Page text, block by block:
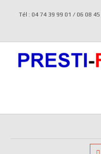
Tél : 04 74 39 99 01 / 06 08